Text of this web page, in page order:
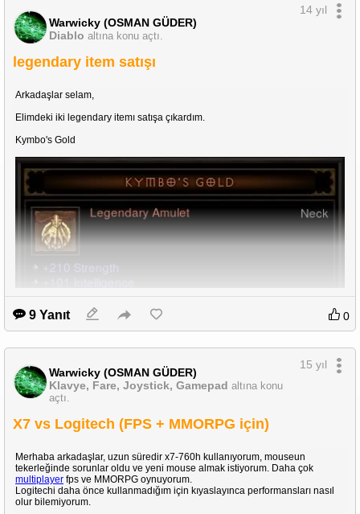
Warwicky (OSMAN GÜDER)
Diablo altına konu açtı.
14 yıl
legendary item satışı
Arkadaşlar selam,
Elimdeki iki legendary itemı satışa çıkardım.
Kymbo's Gold
9 Yanıt 0
Warwicky (OSMAN GÜDER)
Klavye, Fare, Joystick, Gamepad altına konu
açtı.
15 yıl
X7 vs Logitech (FPS + MMORPG için)
Merhaba arkadaşlar, uzun süredir x7-760h kullanıyorum, mouseun
tekerleğinde sorunlar oldu ve yeni mouse almak istiyorum. Daha çok
multiplayer fps ve MMORPG oynuyorum.
Logitechi daha önce kullanmadığım için kıyaslayınca performansları nasıl
olur bilemiyorum.